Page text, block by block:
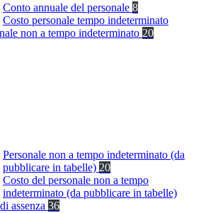
Conto annuale del personale 8
Costo personale tempo indeterminato
non a tempo indeterminato 20
Personale non a tempo indeterminato (da
pubblicare in tabelle) 20
Costo del personale non a tempo
indeterminato (da pubblicare in tabelle)
assenza 36